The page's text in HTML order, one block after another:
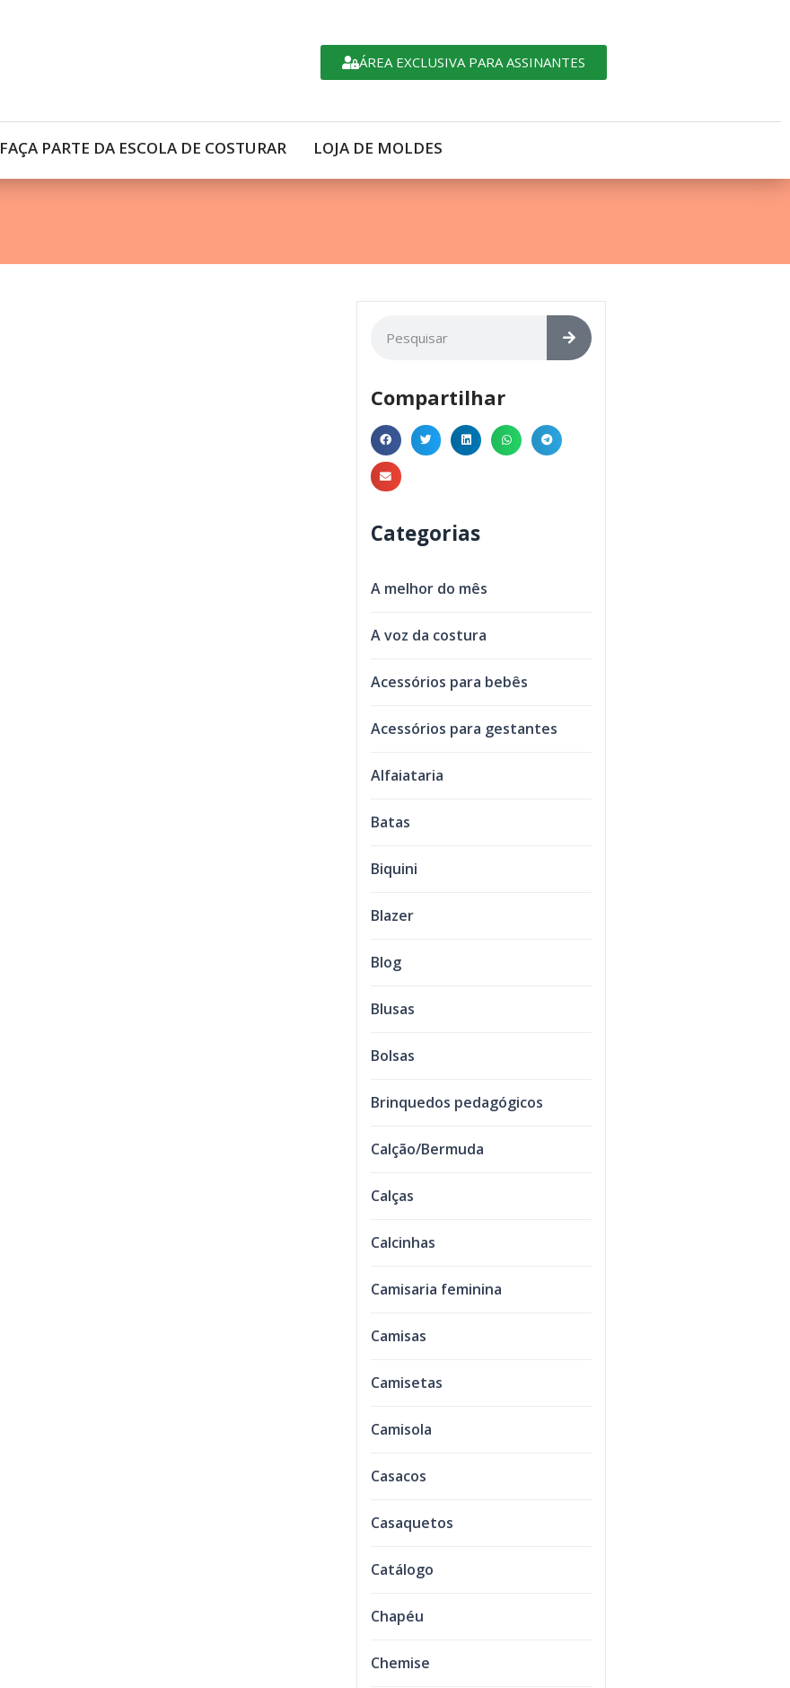
ÁREA EXCLUSIVA PARA ASSINANTES
FAÇA PARTE DA ESCOLA DE COSTURAR LOJA DE MOLDES
Compartilhar
Categorias
A melhor do mês
A voz da costura
Acessórios para bebês
Acessórios para gestantes
Alfaiataria
Batas
Biquini
Blazer
Blog
Blusas
Bolsas
Brinquedos pedagógicos
Calção/Bermuda
Calças
Calcinhas
Camisaria feminina
Camisas
Camisetas
Camisola
Casacos
Casaquetos
Catálogo
Chapéu
Chemise